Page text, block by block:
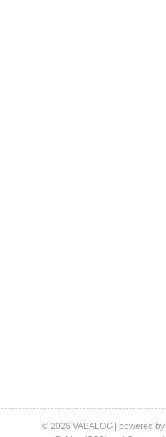
© 2026 VABALOG | powered by